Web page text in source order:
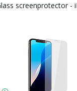
screenprotector -